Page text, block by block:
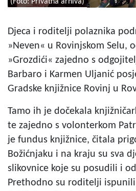
Djeca i roditelji polaznika
»Neven« u Rovinjskom Selu,
»Grozdići« zajedno s
Barbaro i Karmen Uljanić
Gradske knjižnice Rovinj u
Tamo ih je dočekala
te zajedno s volonterkom
je fundus knjižnice, čitala
Božićnjaku i na kraju su sva
slikovnice koje su posudili i
Prethodno su roditelji